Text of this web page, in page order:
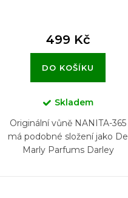
499 Kč
DO KOŠÍKU
Skladem
Originální vůně NANITA-365
má podobné složení jako De
Marly Parfums Darley